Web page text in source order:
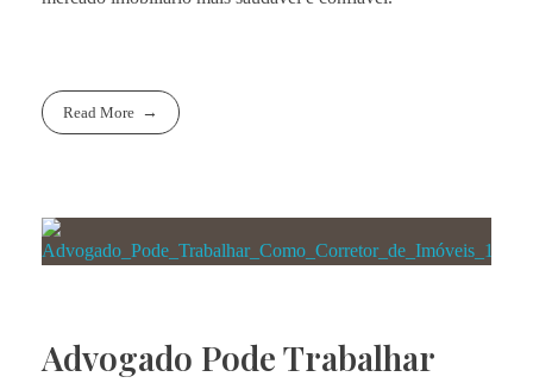
Read More
Advogado Pode Trabalhar